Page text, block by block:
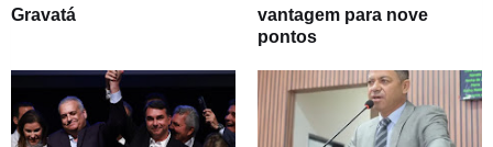
Gravatá
vantagem para nove
pontos